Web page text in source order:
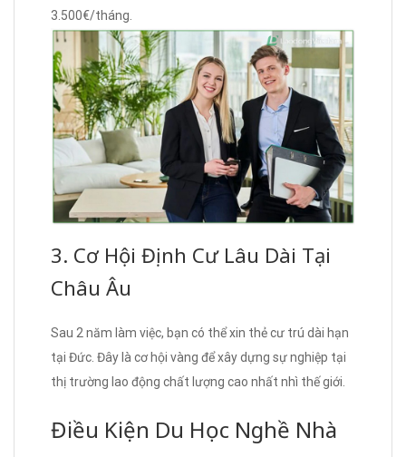
3.500€/tháng.
3. Cơ Hội Định Cư Lâu Dài Tại
Châu Âu
Sau 2 năm làm việc, bạn có thể xin thẻ cư trú dài hạn
tại Đức. Đây là cơ hội vàng để xây dựng sự nghiệp tại
thị trường lao động chất lượng cao nhất nhì thế giới.
Điều Kiện Du Học Nghề Nhà